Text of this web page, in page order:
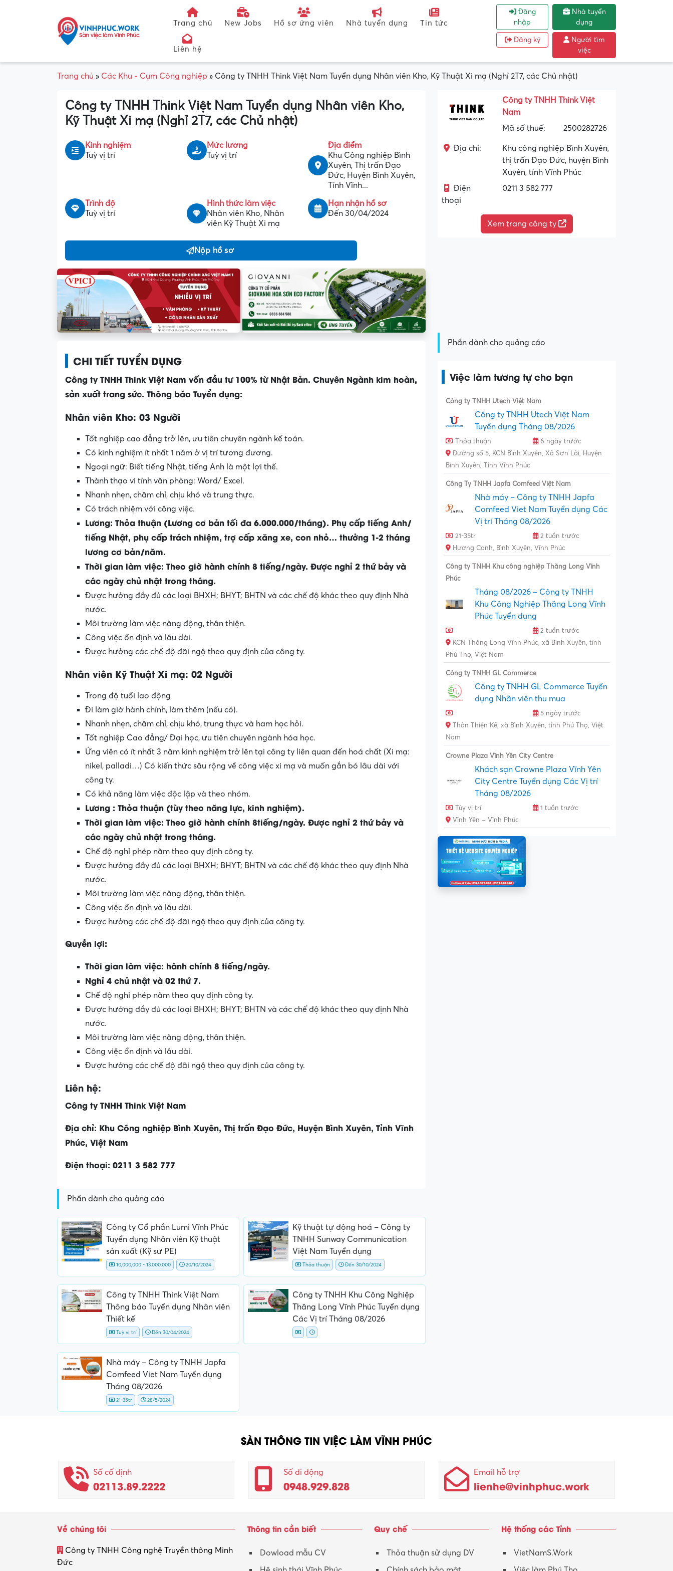
Trang chủ New Jobs Hồ sơ ứng viên Nhà tuyển dụng Tin tức
Liên hệ
Đăng
nhập
Đăng ký
Nhà tuyển
dụng
Người tìm
việc
Trang chủ » Các Khu - Cụm Công nghiệp » Công ty TNHH Think Việt Nam Tuyển dụng Nhân viên Kho, Kỹ Thuật Xi mạ (Nghỉ 2T7, các Chủ nhật)
Công ty TNHH Think Việt Nam Tuyển dụng Nhân viên Kho,
Kỹ Thuật Xi mạ (Nghỉ 2T7, các Chủ nhật)
Kinh nghiệm
Tuỳ vị trí
Mức lương
Tuỳ vị trí
Địa điểm
Khu Công nghiệp Bình
Xuyên, Thị trấn Đạo
Đức, Huyện Bình Xuyên,
Tỉnh Vĩnh...
Trình độ
Tuỳ vị trí
Hình thức làm việc
Nhân viên Kho, Nhân
viên Kỹ Thuật Xi mạ
Hạn nhận hồ sơ
Đến 30/04/2024
Nộp hồ sơ
Công ty TNHH Think Việt
Nam
Mã số thuế:
2500282726
Địa chỉ:
Khu công nghiệp Bình Xuyên,
thị trấn Đạo Đức, huyện Bình
Xuyên, tỉnh Vĩnh Phúc
Điện
thoại
0211 3 582 777
Xem trang công ty
CHI TIẾT TUYỂN DỤNG
Công ty TNHH Think Việt Nam vốn đầu tư 100% từ Nhật Bản. Chuyên Ngành kim hoàn,
sản xuất trang sức. Thông báo Tuyển dụng:
Nhân viên Kho: 03 Người
Tốt nghiệp cao đẳng trở lên, ưu tiên chuyên ngành kế toán.
Có kinh nghiệm ít nhất 1 năm ở vị trí tương đương.
Ngoại ngữ: Biết tiếng Nhật, tiếng Anh là một lợi thế.
Thành thạo vi tính văn phòng: Word/ Excel.
Nhanh nhẹn, chăm chỉ, chịu khó và trung thực.
Có trách nhiệm với công việc.
Lương: Thỏa thuận (Lương cơ bản tối đa 6.000.000/tháng). Phụ cấp tiếng Anh/
tiếng Nhật, phụ cấp trách nhiệm, trợ cấp xăng xe, con nhỏ… thưởng 1-2 tháng
lương cơ bản/năm.
Thời gian làm việc: Theo giờ hành chính 8 tiếng/ngày. Được nghỉ 2 thứ bảy và
các ngày chủ nhật trong tháng.
Được hưởng đầy đủ các loại BHXH; BHYT; BHTN và các chế độ khác theo quy định Nhà
nước.
Môi trường làm việc năng động, thân thiện.
Công việc ổn định và lâu dài.
Được hưởng các chế độ đãi ngộ theo quy định của công ty.
Nhân viên Kỹ Thuật Xi mạ: 02 Người
Trong độ tuổi lao động
Đi làm giờ hành chính, làm thêm (nếu có).
Nhanh nhẹn, chăm chỉ, chịu khó, trung thực và ham học hỏi.
Tốt nghiệp Cao đẳng/ Đại học, ưu tiên chuyên ngành hóa học.
Ứng viên có ít nhất 3 năm kinh nghiệm trở lên tại công ty liên quan đến hoá chất (Xi mạ:
nikel, palladi…) Có kiến thức sâu rộng về công việc xi mạ và muốn gắn bó lâu dài với
công ty.
Có khả năng làm việc độc lập và theo nhóm.
Lương : Thỏa thuận (tùy theo năng lực, kinh nghiệm).
Thời gian làm việc: Theo giờ hành chính 8tiếng/ngày. Được nghỉ 2 thứ bảy và
các ngày chủ nhật trong tháng.
Chế độ nghỉ phép năm theo quy định công ty.
Được hưởng đầy đủ các loại BHXH; BHYT; BHTN và các chế độ khác theo quy định Nhà
nước.
Môi trường làm việc năng động, thân thiện.
Công việc ổn định và lâu dài.
Được hưởng các chế độ đãi ngộ theo quy định của công ty.
Quyền lợi:
Thời gian làm việc: hành chính 8 tiếng/ngày.
Nghỉ 4 chủ nhật và 02 thứ 7.
Chế độ nghỉ phép năm theo quy định công ty.
Được hưởng đầy đủ các loại BHXH; BHYT; BHTN và các chế độ khác theo quy định Nhà
nước.
Môi trường làm việc năng động, thân thiện.
Công việc ổn định và lâu dài.
Được hưởng các chế độ đãi ngộ theo quy định của công ty.
Liên hệ:
Công ty TNHH Think Việt Nam
Địa chỉ: Khu Công nghiệp Bình Xuyên, Thị trấn Đạo Đức, Huyện Bình Xuyên, Tỉnh Vĩnh
Phúc, Việt Nam
Điện thoại: 0211 3 582 777
Phần dành cho quảng cáo
Công ty Cổ phần Lumi Vĩnh Phúc
Tuyển dụng Nhân viên Kỹ thuật
sản xuất (Kỹ sư PE)
10,000,000 - 13,000,000 20/10/2024
Kỹ thuật tự động hoá – Công ty
TNHH Sunway Communication
Việt Nam Tuyển dụng
Thỏa thuận Đến 30/10/2024
Công ty TNHH Think Việt Nam
Thông báo Tuyển dụng Nhân viên
Thiết kế
Tuỳ vị trí Đến 30/04/2024
Công ty TNHH Khu Công Nghiệp
Thăng Long Vĩnh Phúc Tuyển dụng
Các Vị trí Tháng 08/2026
Nhà máy – Công ty TNHH Japfa
Comfeed Viet Nam Tuyển dụng
Tháng 08/2026
21-35tr 28/5/2024
Phần dành cho quảng cáo
Việc làm tương tự cho bạn
Công ty TNHH Utech Việt Nam
Công ty TNHH Utech Việt Nam
Tuyển dụng Tháng 08/2026
Thỏa thuận
6 ngày trước
Đường số 5, KCN Bình Xuyên, Xã Sơn Lôi, Huyện
Bình Xuyên, Tỉnh Vĩnh Phúc
Công Ty TNHH Japfa Comfeed Việt Nam
Nhà máy – Công ty TNHH Japfa
Comfeed Viet Nam Tuyển dụng Các
Vị trí Tháng 08/2026
21-35tr
2 tuần trước
Hương Canh, Bình Xuyên, Vĩnh Phúc
Công ty TNHH Khu công nghiệp Thăng Long Vĩnh
Phúc
Tháng 08/2026 – Công ty TNHH
Khu Công Nghiệp Thăng Long Vĩnh
Phúc Tuyển dụng
2 tuần trước
KCN Thăng Long Vĩnh Phúc, xã Bình Xuyên, tỉnh
Phú Thọ, Việt Nam
Công ty TNHH GL Commerce
Công ty TNHH GL Commerce Tuyển
dụng Nhân viên thu mua
5 ngày trước
Thôn Thiện Kế, xã Bình Xuyên, tỉnh Phú Thọ, Việt
Nam
Crowne Plaza Vĩnh Yên City Centre
Khách sạn Crowne Plaza Vĩnh Yên
City Centre Tuyển dụng Các Vị trí
Tháng 08/2026
Tùy vị trí
1 tuần trước
Vĩnh Yên – Vĩnh Phúc
SÀN THÔNG TIN VIỆC LÀM VĨNH PHÚC
Số cố định
02113.89.2222
Số di động
0948.929.828
Email hỗ trợ
lienhe@vinhphuc.work
Về chúng tôi
Công ty TNHH Công nghệ Truyền thông Minh
Đức
Thông tin cần biết
Dowload mẫu CV
Quy chế
Thỏa thuận sử dụng DV
Hệ thống các Tỉnh
VietNamS.Work